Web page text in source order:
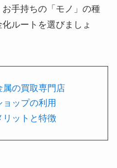
手持ちの「モノ」の種
ルートを選びましょ
属の買取専門店
ップの利用
リットと特徴